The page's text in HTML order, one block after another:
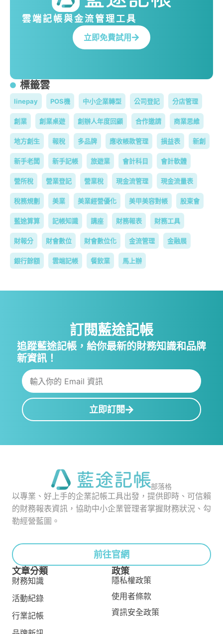
雲端記帳與金流管理工具
立即免費試用
標籤雲
linepay POS機 中小企業轉型 公司登記 分店管理
創業 創業桌遊 創辦人年度回顧 合作邀請 商業思維
地方創生 報稅 多品牌 應收帳款管理 損益表 新創
新手老闆 新手記帳 旅遊業 會計科目 會計軟體
營所稅 營業登記 營業稅 現金流管理 現金流量表
稅務規劃 美業 美業經營優化 美甲美容對帳 股東會
藍途算算 記帳知識 講座 財務報表 財務工具
財報分 財會數位 財會數位化 金流管理 金融展
銀行餘額 雲端記帳 餐飲業 馬上辦
訂閱藍途記帳
追蹤藍途記帳，給你最新的財務知識和品牌
新資訊！
立即訂閱
部落格
以專業、好上手的企業記帳工具出發，提供即時、可信賴
的財務報表資訊，協助中小企業管理者掌握財務狀況、勾
勒經營藍圖。
前往官網
文章分類
財務知識
活動紀錄
行業記帳
政策
隱私權政策
使用者條款
資訊安全政策